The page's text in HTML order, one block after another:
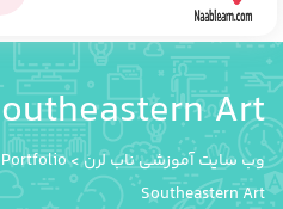
Art
وب سایت آموزشی ناب لرن>
Portfolio
Southeastern Art